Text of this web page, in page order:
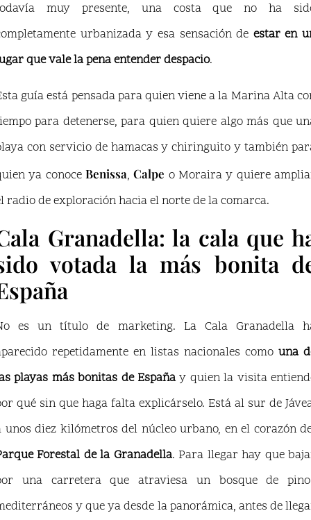
muy presente, una costa que no ha
urbanizada y esa sensación de estar en
que vale la pena entender despacio.
guía está pensada para quien viene a la Marina Alta
para detenerse, para quien quiere algo más que
con servicio de hamacas y chiringuito y también
ya conoce Benissa,Calpe o Moraira y quiere
radio de exploración hacia el norte de la comarca.
Granadella: la cala que
votada la más bonita
es un título de marketing. La Cala Granadella
repetidamente en listas nacionales como una
playas más bonitas de Españay quien la visita
qué sin que haga falta explicárselo. Está al sur de
unos diez kilómetros del núcleo urbano, en el corazón
Forestal de la Granadella. Para llegar hay que
una carretera que atraviesa un bosque de
y que ya desde la panorámica, antes de